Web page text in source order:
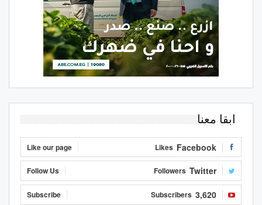
ابقا معنا
Facebook
Likes
Like our page
Twitter
Followers
Follow Us
3,620
Subscribers
Subscribe